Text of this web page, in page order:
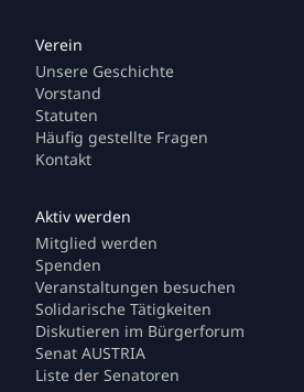
Unsere Geschichte
Vorstand
Statuten
Häufig gestellte Fragen
Kontakt
Mitglied werden
Spenden
Veranstaltungen besuchen
Solidarische Tätigkeiten
Diskutieren im Bürgerforum
Senat AUSTRIA
Liste der Senatoren